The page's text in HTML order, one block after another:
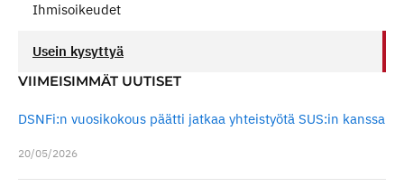
Ihmisoikeudet
Usein kysyttyä
VIIMEISIMMÄT UUTISET
DSNFi:n vuosikokous päätti jatkaa yhteistyötä SUS:in kanssa
20/05/2026